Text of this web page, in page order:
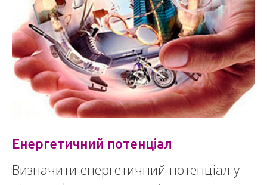
Енергетичний потенціал
Визначити енергетичний потенціал у